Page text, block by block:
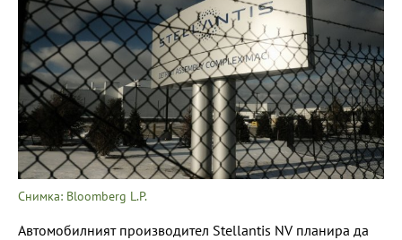
Снимка: Bloomberg L.P.
Автомобилният производител Stellantis NV планира да